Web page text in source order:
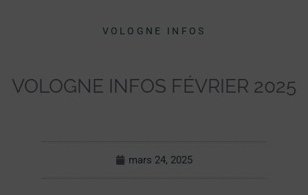
VOLOGNE INFOS
VOLOGNE INFOS FÉVRIER 2025
mars 24, 2025